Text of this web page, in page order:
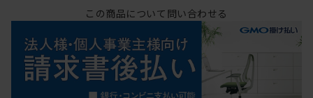
この商品について問い合わせる